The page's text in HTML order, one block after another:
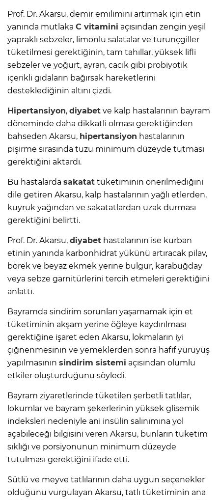
Prof. Dr. Akarsu, demir emilimini artırmak için etin
yanında mutlaka C vitamini açısından zengin yeşil
yapraklı sebzeler, limonlu salatalar ve turunçgiller
tüketilmesi gerektiğinin, tam tahıllar, yüksek lifli
sebzeler ve yoğurt, ayran, cacık gibi probiyotik
içerikli gıdaların bağırsak hareketlerini
desteklediğinin altını çizdi.
Hipertansiyon, diyabet ve kalp hastalarının bayram
döneminde daha dikkatli olması gerektiğinden
bahseden Akarsu, hipertansiyon hastalarının
pişirme sırasında tuzu minimum düzeyde tutması
gerektiğini aktardı.
Bu hastalarda sakatat tüketiminin önerilmediğini
dile getiren Akarsu, kalp hastalarının yağlı etlerden,
kuyruk yağından ve sakatatlardan uzak durması
gerektiğini belirtti.
Prof. Dr. Akarsu, diyabet hastalarının ise kurban
etinin yanında karbonhidrat yükünü artıracak pilav,
börek ve beyaz ekmek yerine bulgur, karabuğday
veya sebze garnitürlerini tercih etmeleri gerektiğini
anlattı.
Bayramda sindirim sorunları yaşamamak için et
tüketiminin akşam yerine öğleye kaydırılması
gerektiğine işaret eden Akarsu, lokmaların iyi
çiğnenmesinin ve yemeklerden sonra hafif yürüyüş
yapılmasının sindirim sistemi açısından olumlu
etkiler oluşturduğunu söyledi.
Bayram ziyaretlerinde tüketilen şerbetli tatlılar,
lokumlar ve bayram şekerlerinin yüksek glisemik
indeksleri nedeniyle ani insülin salınımına yol
açabileceği bilgisini veren Akarsu, bunların tüketim
sıklığı ve porsiyonunun minimum düzeyde
tutulması gerektiğini ifade etti.
Sütlü ve meyve tatlılarının daha uygun seçenekler
olduğunu vurgulayan Akarsu, tatlı tüketiminin ana